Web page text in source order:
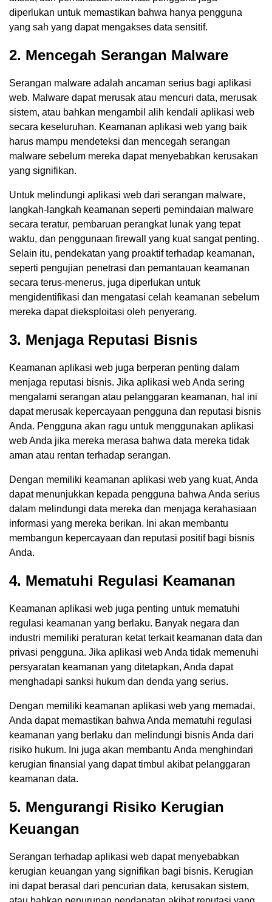
diperlukan untuk memastikan bahwa hanya pengguna
yang sah yang dapat mengakses data sensitif.
2. Mencegah Serangan Malware
Serangan malware adalah ancaman serius bagi aplikasi
web. Malware dapat merusak atau mencuri data, merusak
sistem, atau bahkan mengambil alih kendali aplikasi web
secara keseluruhan. Keamanan aplikasi web yang baik
harus mampu mendeteksi dan mencegah serangan
malware sebelum mereka dapat menyebabkan kerusakan
yang signifikan.
Untuk melindungi aplikasi web dari serangan malware,
langkah-langkah keamanan seperti pemindaian malware
secara teratur, pembaruan perangkat lunak yang tepat
waktu, dan penggunaan firewall yang kuat sangat penting.
Selain itu, pendekatan yang proaktif terhadap keamanan,
seperti pengujian penetrasi dan pemantauan keamanan
secara terus-menerus, juga diperlukan untuk
mengidentifikasi dan mengatasi celah keamanan sebelum
mereka dapat dieksploitasi oleh penyerang.
3. Menjaga Reputasi Bisnis
Keamanan aplikasi web juga berperan penting dalam
menjaga reputasi bisnis. Jika aplikasi web Anda sering
mengalami serangan atau pelanggaran keamanan, hal ini
dapat merusak kepercayaan pengguna dan reputasi bisnis
Anda. Pengguna akan ragu untuk menggunakan aplikasi
web Anda jika mereka merasa bahwa data mereka tidak
aman atau rentan terhadap serangan.
Dengan memiliki keamanan aplikasi web yang kuat, Anda
dapat menunjukkan kepada pengguna bahwa Anda serius
dalam melindungi data mereka dan menjaga kerahasiaan
informasi yang mereka berikan. Ini akan membantu
membangun kepercayaan dan reputasi positif bagi bisnis
Anda.
4. Mematuhi Regulasi Keamanan
Keamanan aplikasi web juga penting untuk mematuhi
regulasi keamanan yang berlaku. Banyak negara dan
industri memiliki peraturan ketat terkait keamanan data dan
privasi pengguna. Jika aplikasi web Anda tidak memenuhi
persyaratan keamanan yang ditetapkan, Anda dapat
menghadapi sanksi hukum dan denda yang serius.
Dengan memiliki keamanan aplikasi web yang memadai,
Anda dapat memastikan bahwa Anda mematuhi regulasi
keamanan yang berlaku dan melindungi bisnis Anda dari
risiko hukum. Ini juga akan membantu Anda menghindari
kerugian finansial yang dapat timbul akibat pelanggaran
keamanan data.
5. Mengurangi Risiko Kerugian
Keuangan
Serangan terhadap aplikasi web dapat menyebabkan
kerugian keuangan yang signifikan bagi bisnis. Kerugian
ini dapat berasal dari pencurian data, kerusakan sistem,